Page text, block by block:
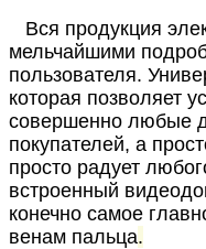
Вся продукция
мельчайшими
пользователя.
которая позволяет
совершенно любые
покупателей, а
просто радует
встроенный
конечно самое
венам пальца.